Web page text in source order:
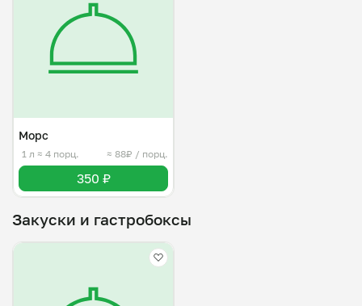
Морс
1 л ≈ 4 порц. ≈ 88₽ / порц.
350 ₽
Закуски и гастробоксы